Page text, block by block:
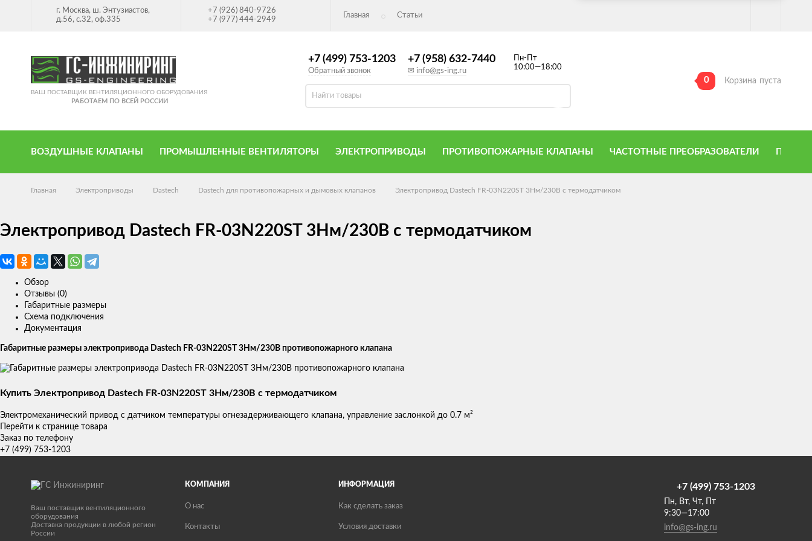
г. Москва, ш. Энтузиастов,
д.56, с.32, оф.335
+7 (926) 840-9726
+7 (977) 444-2949
Главная Статьи
ВАШ ПОСТАВЩИК ВЕНТИЛЯЦИОННОГО ОБОРУДОВАНИЯ
РАБОТАЕМ ПО ВСЕЙ РОССИИ
+7 (499) 753-1203
Обратный звонок
+7 (958) 632-7440
✉ info@gs-ing.ru
Пн-Пт
10:00—18:00
0 Корзина пуста
ВОЗДУШНЫЕ КЛАПАНЫ ПРОМЫШЛЕННЫЕ ВЕНТИЛЯТОРЫ ЭЛЕКТРОПРИВОДЫ ПРОТИВОПОЖАРНЫЕ КЛАПАНЫ ЧАСТОТНЫЕ ПРЕОБРАЗОВАТЕЛИ
Главная Электроприводы Dastech Dastech для противопожарных и дымовых клапанов Электропривод Dastech FR-03N220ST 3Нм/230В с термодатчиком
Электропривод Dastech FR-03N220ST 3Нм/230В с термодатчиком
Обзор
Отзывы (0)
Габаритные размеры
Схема подключения
Документация
Габаритные размеры электропривода Dastech FR-03N220ST 3Нм/230В противопожарного клапана
Купить Электропривод Dastech FR-03N220ST 3Нм/230В с термодатчиком
Электромеханический привод с датчиком температуры огнезадерживающего клапана, управление заслонкой до 0.7 м²
Перейти к странице товара
Заказ по телефону
+7 (499) 753-1203
Ваш поставщик вентиляционного
оборудования
Доставка продукции в любой регион
России
КОМПАНИЯ
О нас
Контакты
ИНФОРМАЦИЯ
Как сделать заказ
Условия доставки
+7 (499) 753-1203
Пн, Вт, Чт, Пт
9:30—17:00
info@gs-ing.ru